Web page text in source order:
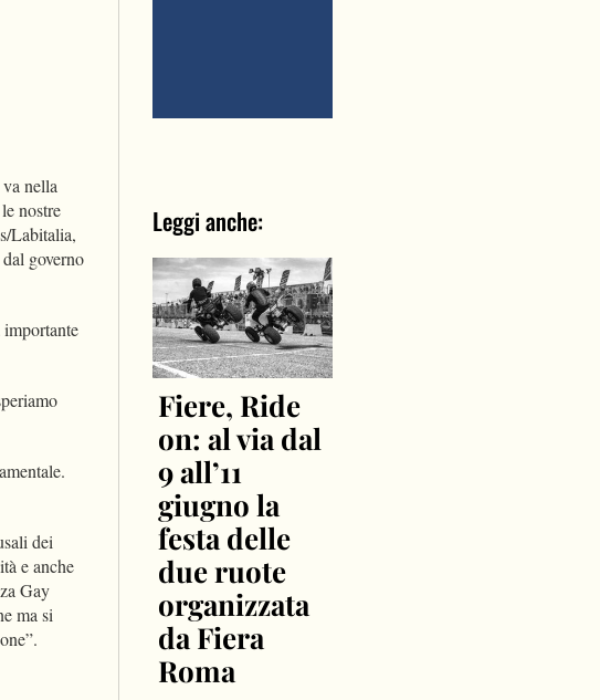
nella
nostre
Labitalia,
governo
dei
e anche
Gay
ma si
Leggi anche:
Fiere, Ride
on: al via dal
9 all’11
giugno la
festa delle
due ruote
organizzata
da Fiera
Roma